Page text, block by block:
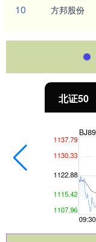
10 方邦股份
北证50